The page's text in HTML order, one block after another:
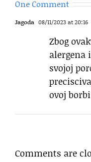
One Comment
Jagoda 08/11/2023 at 20:16
Zbog
alergena
svojoj
ovoj
Comments are